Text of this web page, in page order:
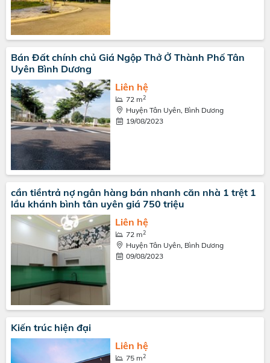
Bán Đất chính chủ Giá Ngộp Thở Ở Thành Phố Tân
Uyên Bình Dương
Liên hệ
72 m2
Huyện Tân Uyên, Bình Dương
19/08/2023
cần tiềntrả nợ ngân hàng bán nhanh căn nhà 1 trệt 1
lầu khánh bình tân uyên giá 750 triệu
Liên hệ
72 m2
Huyện Tân Uyên, Bình Dương
09/08/2023
Kiến trúc hiện đại
Liên hệ
75 m2